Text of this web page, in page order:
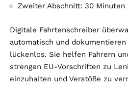
Zweiter Abschnitt: 30 Minuten
Digitale Fahrtenschreiber
automatisch und
lückenlos. Sie helfen Fahrern
strengen EU-Vorschriften zu
einzuhalten und Verstöße zu